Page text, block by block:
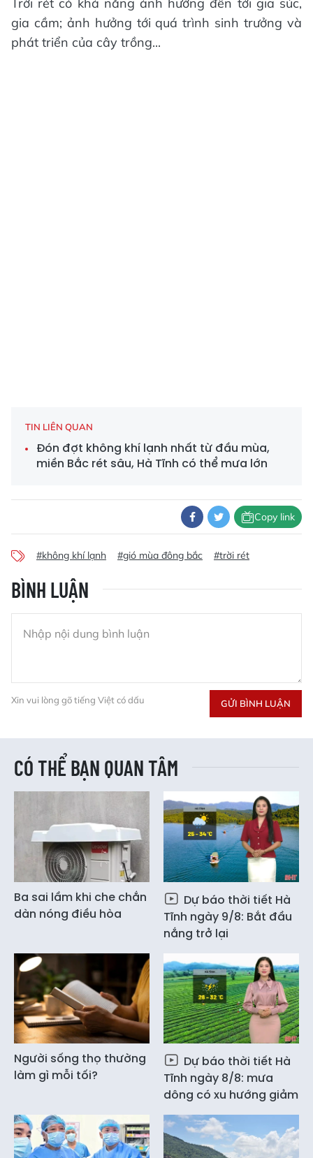
Trời rét có khả năng ảnh hưởng đến tới gia súc,
gia cầm; ảnh hưởng tới quá trình sinh trưởng và
phát triển của cây trồng...
TIN LIÊN QUAN
Đón đợt không khí lạnh nhất từ đầu mùa,
miền Bắc rét sâu, Hà Tĩnh có thể mưa lớn
Copy link
#không khí lạnh #gió mùa đông bắc #trời rét
BÌNH LUẬN
Xin vui lòng gõ tiếng Việt có dấu GỬI BÌNH LUẬN
CÓ THỂ BẠN QUAN TÂM
Ba sai lầm khi che chắn
dàn nóng điều hòa
Dự báo thời tiết Hà
Tĩnh ngày 9/8: Bắt đầu
nắng trở lại
Người sống thọ thường
làm gì mỗi tối?
Dự báo thời tiết Hà
Tĩnh ngày 8/8: mưa
dông có xu hướng giảm